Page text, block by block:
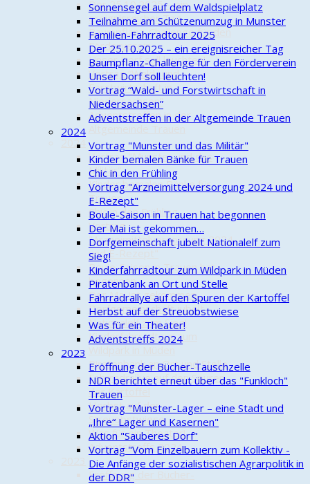
Der 25.10.2025 – ein
ereignisreicher Tag
Baumpflanz-Challenge für den
Förderverein
Unser Dorf soll leuchten!
Vortrag “Wald- und
Forstwirtschaft in
Niedersachsen”
Adventstreffen in der
2024
Vortrag "Munster und das
Militär"
Kinder bemalen Bänke für
Trauen
Chic in den Frühling
Vortrag
"Arzneimittelversorgung 2024
und E-Rezept"
Boule-Saison in Trauen hat
begonnen
Der Mai ist gekommen…
Dorfgemeinschaft jubelt
Nationalelf zum Sieg!
Kinderfahrradtour zum
Piratenbank an Ort und Stelle
Fahrradrallye auf den Spuren
der Kartoffel
Herbst auf der
Streuobstwiese
Was für ein Theater!
Adventstreffs 2024
Eröffnung der Bücher-
Sonnensegel auf dem Waldspielplatz
Teilnahme am Schützenumzug in Munster
Familien-Fahrradtour 2025
Der 25.10.2025 – ein ereignisreicher Tag
Baumpflanz-Challenge für den Förderverein
Unser Dorf soll leuchten!
Vortrag “Wald- und Forstwirtschaft in
Niedersachsen”
Adventstreffen in der Altgemeinde Trauen
2024
Vortrag "Munster und das Militär"
Kinder bemalen Bänke für Trauen
Chic in den Frühling
Vortrag "Arzneimittelversorgung 2024 und
E-Rezept"
Boule-Saison in Trauen hat begonnen
Der Mai ist gekommen…
Dorfgemeinschaft jubelt Nationalelf zum
Sieg!
Kinderfahrradtour zum Wildpark in Müden
Piratenbank an Ort und Stelle
Fahrradrallye auf den Spuren der Kartoffel
Herbst auf der Streuobstwiese
Was für ein Theater!
Adventstreffs 2024
2023
Eröffnung der Bücher-Tauschzelle
NDR berichtet erneut über das "Funkloch"
Trauen
Vortrag "Munster-Lager – eine Stadt und
„Ihre“ Lager und Kasernen"
Aktion "Sauberes Dorf"
Vortrag "Vom Einzelbauern zum Kollektiv -
Die Anfänge der sozialistischen Agrarpolitik in
der DDR"